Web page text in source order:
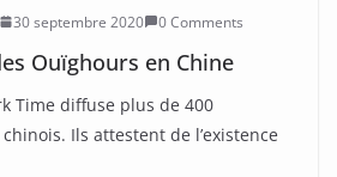
30 septembre 2020 0 Comments
Ouïghours en Chine
Time diffuse plus de 400
Ils attestent de l’existence